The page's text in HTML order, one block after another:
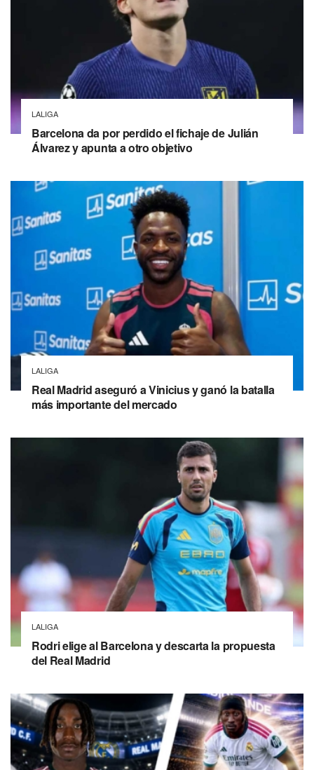
LALIGA
Barcelona da por perdido el fichaje de Julián
Álvarez y apunta a otro objetivo
LALIGA
Real Madrid aseguró a Vinicius y ganó la batalla
más importante del mercado
LALIGA
Rodri elige al Barcelona y descarta la propuesta
del Real Madrid